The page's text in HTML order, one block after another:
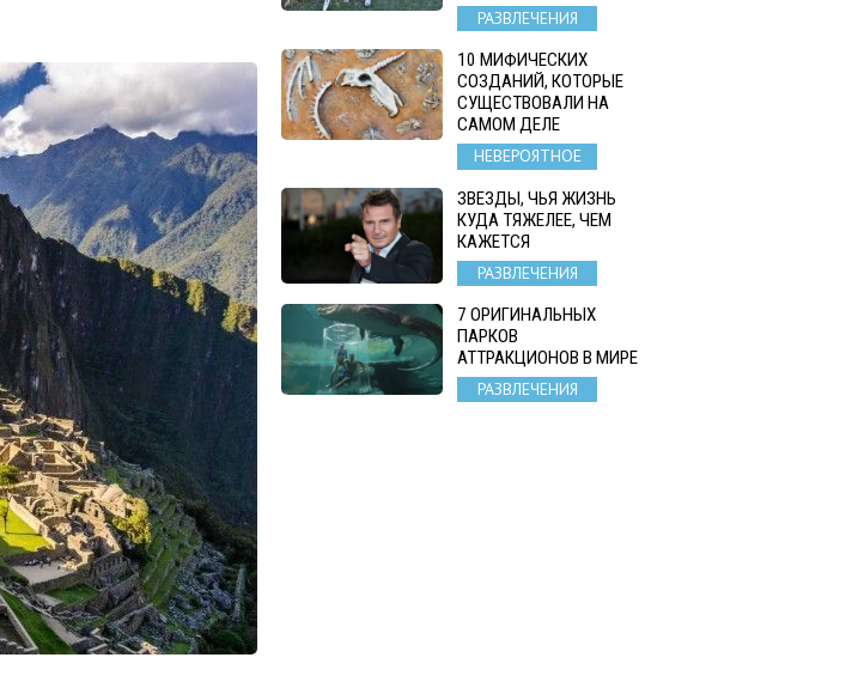
РАЗВЛЕЧЕНИЯ
10 МИФИЧЕСКИХ
СОЗДАНИЙ, КОТОРЫЕ
СУЩЕСТВОВАЛИ НА
САМОМ ДЕЛЕ
НЕВЕРОЯТНОЕ
ЗВЕЗДЫ, ЧЬЯ ЖИЗНЬ
КУДА ТЯЖЕЛЕЕ, ЧЕМ
КАЖЕТСЯ
РАЗВЛЕЧЕНИЯ
7 ОРИГИНАЛЬНЫХ
ПАРКОВ
АТТРАКЦИОНОВ В МИРЕ
РАЗВЛЕЧЕНИЯ